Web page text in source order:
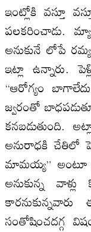
ఇంట్లోకి వస్తూ
పలకరించాడు.
అనుకునే లోపే
ఇట్లా ఉన్నారు.
“ఆరోగ్యం
జ్వరంతో
కనబడుతుంది.
అనురాధకి చేతిలో
మామయ్య” అంటూ
అనుకున్న
సంతోషించదగ్గ